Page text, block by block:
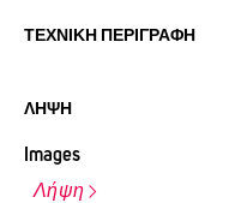
ΤΕΧΝΙΚΉ ΠΕΡΙΓΡΑΦΉ
ΛΉΨΗ
Images
Λήψη